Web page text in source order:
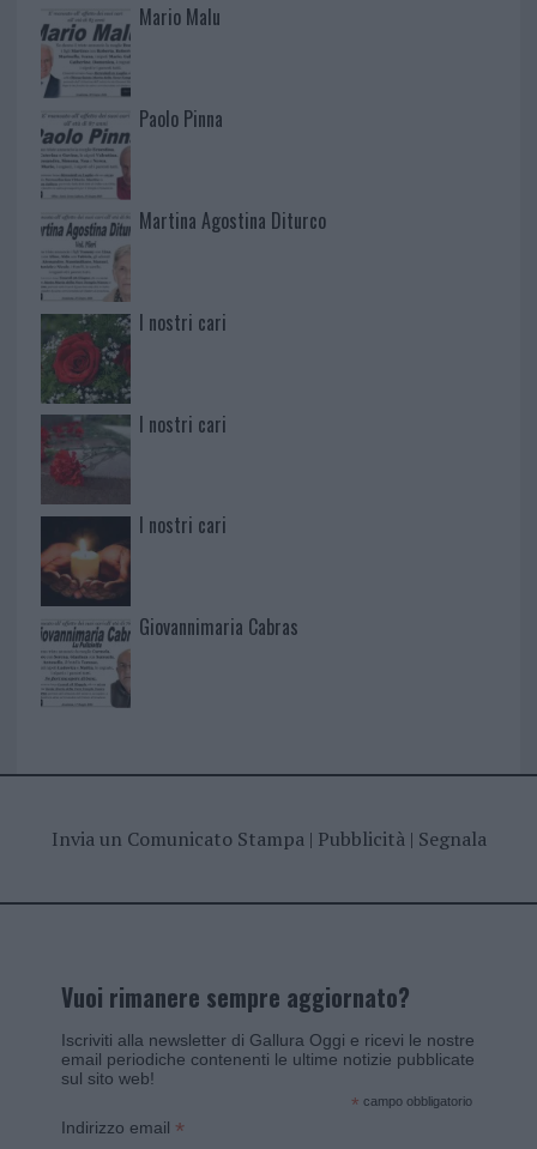
Mario Malu
Paolo Pinna
Martina Agostina Diturco
I nostri cari
I nostri cari
I nostri cari
Giovannimaria Cabras
Invia un Comunicato Stampa| Pubblicità| Segnala
Vuoi rimanere sempre aggiornato?
Iscriviti alla newsletter di Gallura Oggi e ricevi le nostre
email periodiche contenenti le ultime notizie pubblicate
sul sito web!
* campo obbligatorio
Indirizzo email *